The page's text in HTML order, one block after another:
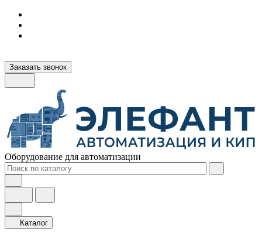
Заказать звонок
Оборудование для автоматизации
Каталог